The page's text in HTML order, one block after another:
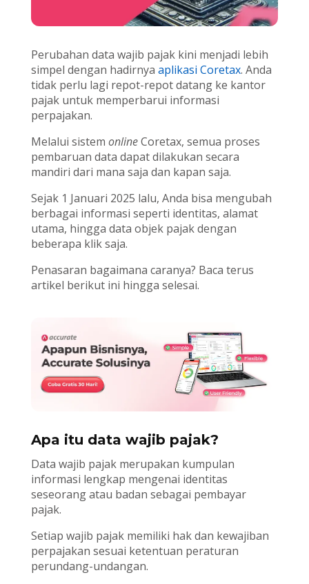
Perubahan data wajib pajak kini menjadi lebih
simpel dengan hadirnya aplikasi Coretax. Anda
tidak perlu lagi repot-repot datang ke kantor
pajak untuk memperbarui informasi
perpajakan.
Melalui sistem onlineCoretax, semua proses
pembaruan data dapat dilakukan secara
mandiri dari mana saja dan kapan saja.
Sejak 1 Januari 2025 lalu, Anda bisa mengubah
berbagai informasi seperti identitas, alamat
utama, hingga data objek pajak dengan
beberapa klik saja.
Penasaran bagaimana caranya? Baca terus
artikel berikut ini hingga selesai.
Apa itu data wajib pajak?
Data wajib pajak merupakan kumpulan
informasi lengkap mengenai identitas
seseorang atau badan sebagai pembayar
pajak.
Setiap wajib pajak memiliki hak dan kewajiban
perpajakan sesuai ketentuan peraturan
perundang-undangan.